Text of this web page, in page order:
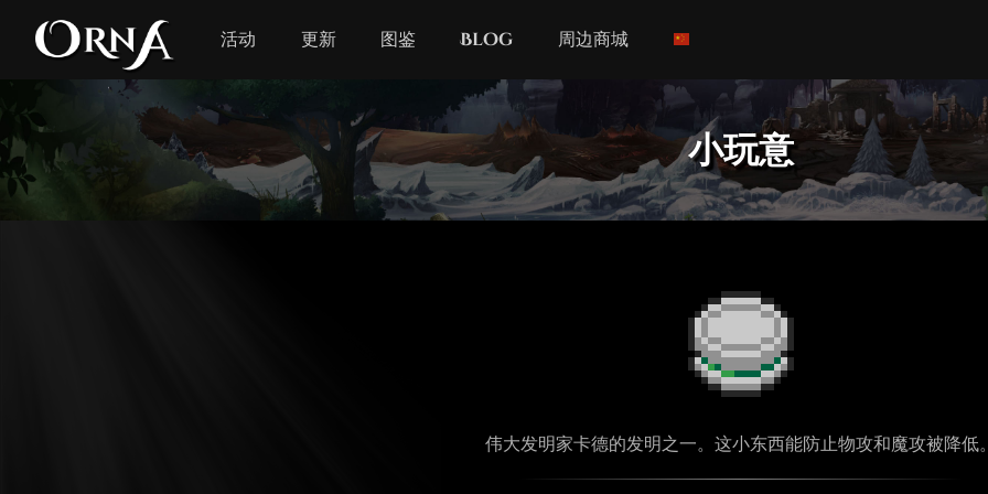
活动 更新 图鉴 Blog 周边商城
小玩意
伟大发明家卡德的发明之一。这小东西能防止物攻和魔攻被降低